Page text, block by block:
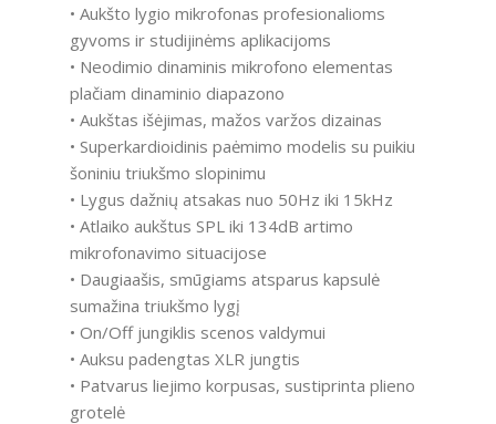
• Aukšto lygio mikrofonas profesionalioms
gyvoms ir studijinėms aplikacijoms
• Neodimio dinaminis mikrofono elementas
plačiam dinaminio diapazono
• Aukštas išėjimas, mažos varžos dizainas
• Superkardioidinis paėmimo modelis su puikiu
šoniniu triukšmo slopinimu
• Lygus dažnių atsakas nuo 50Hz iki 15kHz
• Atlaiko aukštus SPL iki 134dB artimo
mikrofonavimo situacijose
• Daugiaašis, smūgiams atsparus kapsulė
sumažina triukšmo lygį
• On/Off jungiklis scenos valdymui
• Auksu padengtas XLR jungtis
• Patvarus liejimo korpusas, sustiprinta plieno
grotelė